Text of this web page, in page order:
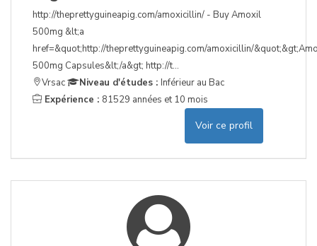
http://theprettyguineapig.com/amoxicillin/ - Buy Amoxil
500mg &lt;a
href=&quot;http://theprettyguineapig.com/amoxicillin/
500mg Capsules&lt;/a&gt; http://t...
Vrsac
Niveau d'études : Inférieur au Bac
Expérience : 81529 années et 10 mois
Voir ce profil